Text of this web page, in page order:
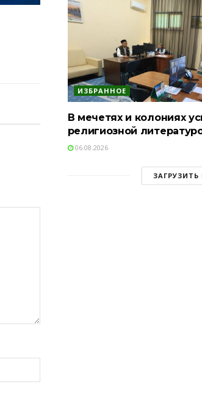
ИЗБРАННОЕ
В мечетях и колониях
религиозной
06.08.2026
ЗАГРУЗИТЬ